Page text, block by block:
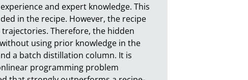
and expert knowledge. This
in the recipe. However, the recipe
Therefore, the hidden
using prior knowledge in the
a batch distillation column. It is
programming problem